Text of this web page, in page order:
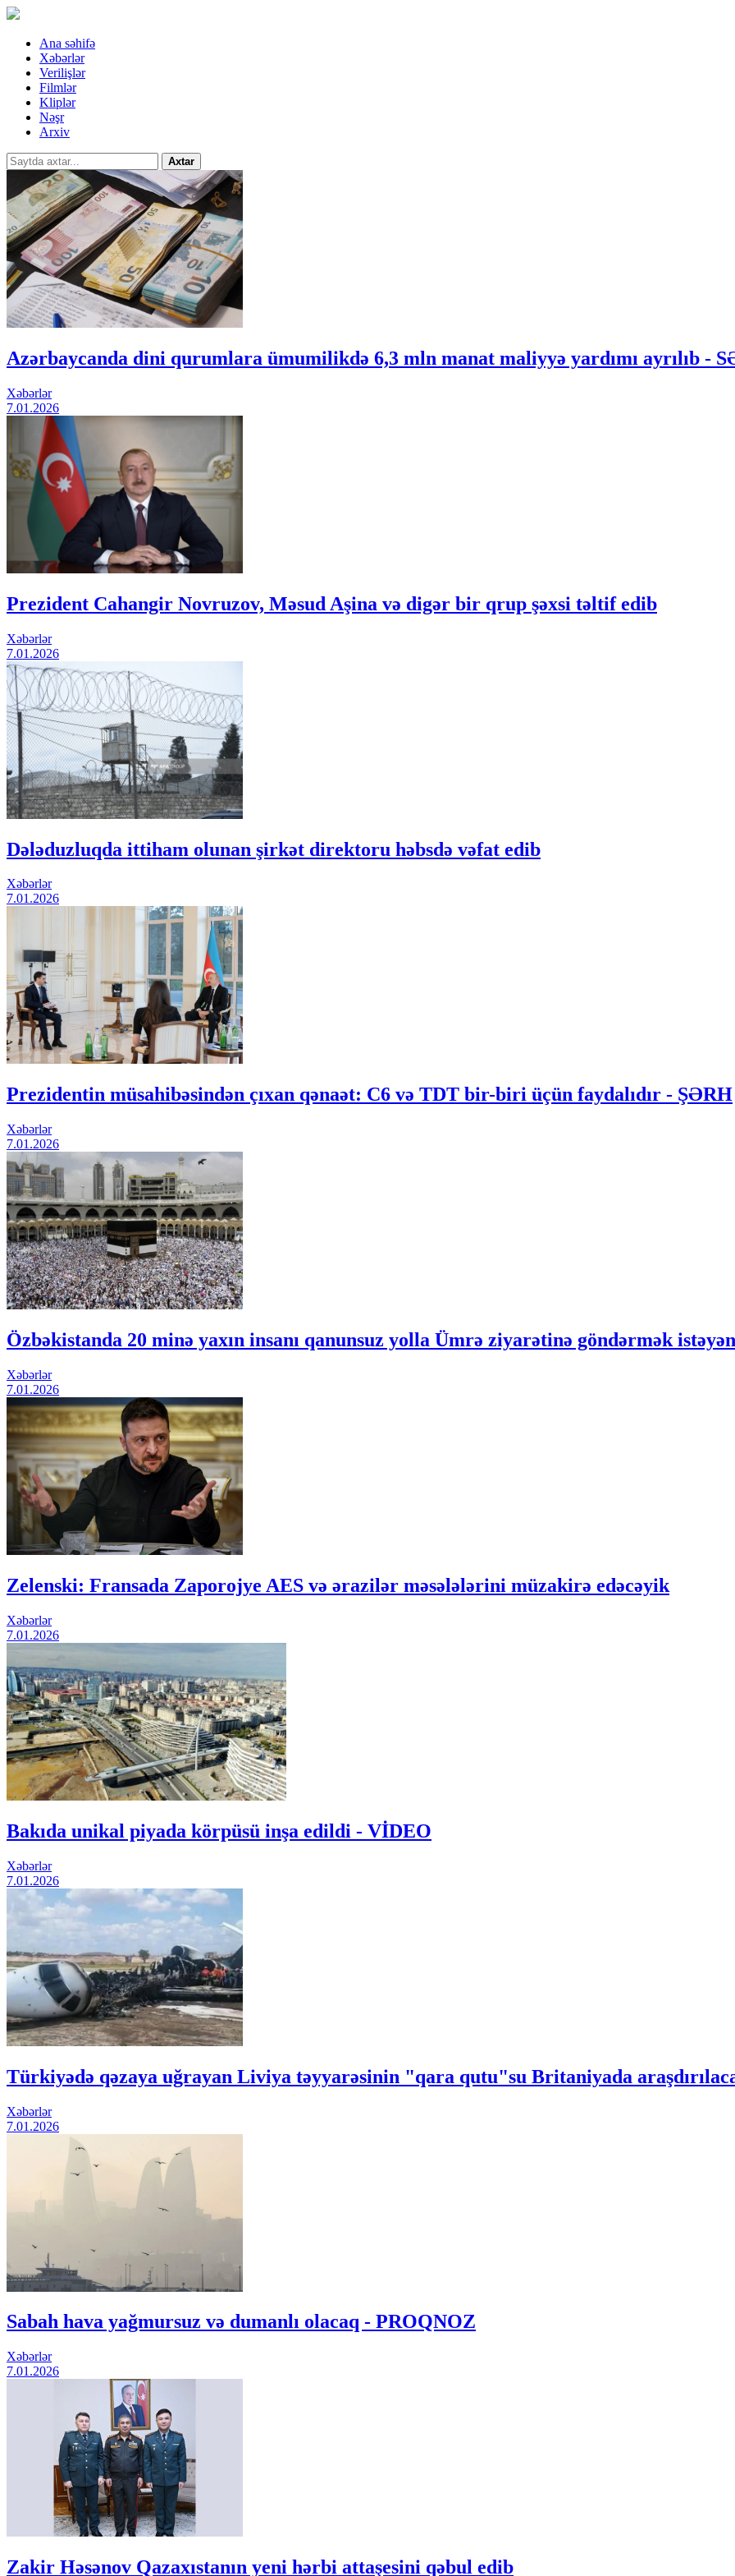
Ana səhifə
Xəbərlər
Verilişlər
Filmlər
Kliplər
Nəşr
Arxiv
Axtar
Azərbaycanda dini qurumlara ümumilikdə 6,3 mln manat maliyyə yardımı ayrılıb -
Xəbərlər
7.01.2026
Prezident Cahangir Novruzov, Məsud Aşina və digər bir qrup şəxsi təltif edib
Xəbərlər
7.01.2026
Dələduzluqda ittiham olunan şirkət direktoru həbsdə vəfat edib
Xəbərlər
7.01.2026
Prezidentin müsahibəsindən çıxan qənaət: C6 və TDT bir-biri üçün faydalıdır - ŞƏRH
Xəbərlər
7.01.2026
Özbəkistanda 20 minə yaxın insanı qanunsuz yolla Ümrə ziyarətinə göndərmək
Xəbərlər
7.01.2026
Zelenski: Fransada Zaporojye AES və ərazilər məsələlərini müzakirə edəcəyik
Xəbərlər
7.01.2026
Bakıda unikal piyada körpüsü inşa edildi - VİDEO
Xəbərlər
7.01.2026
Türkiyədə qəzaya uğrayan Liviya təyyarəsinin "qara qutu"su Britaniyada
Xəbərlər
7.01.2026
Sabah hava yağmursuz və dumanlı olacaq - PROQNOZ
Xəbərlər
7.01.2026
Zakir Həsənov Qazaxıstanın yeni hərbi attaşesini qəbul edib